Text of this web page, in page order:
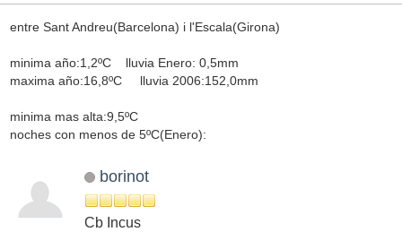
entre Sant Andreu(Barcelona) i l'Escala(Girona)
minima año:1,2ºC lluvia Enero: 0,5mm
maxima año:16,8ºC lluvia 2006:152,0mm
minima mas alta:9,5ºC
noches con menos de 5ºC(Enero):
borinot
Cb Incus